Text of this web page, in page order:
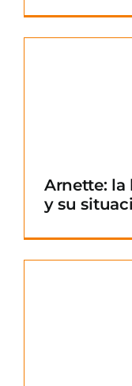
Arnette: la
y su